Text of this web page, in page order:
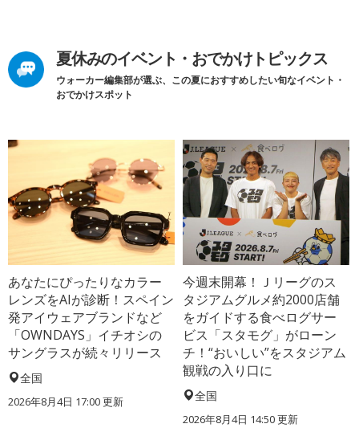
夏休みのイベント・おでかけトピックス
ウォーカー編集部が選ぶ、この夏におすすめしたい旬なイベント・
おでかけスポット
あなたにぴったりなカラー
レンズをAIが診断！スペイン
発アイウェアブランドなど
「OWNDAYS」イチオシの
サングラスが続々リリース
全国
2026年8月4日 17:00更新
今週末開幕！Ｊリーグのス
タジアムグルメ約2000店舗
をガイドする食べログサー
ビス「スタモグ」がローン
チ！“おいしい”をスタジアム
観戦の入り口に
全国
2026年8月4日 14:50更新